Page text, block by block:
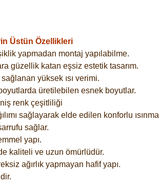
Üstün Özellikleri
yapmadan montaj yapılabilme.
güzellik katan eşsiz estetik tasarım.
yüksek ısı verimi.
üretilebilen esnek boyutlar.
renk çeşitliliği
sağlayarak elde edilen konforlu ısınma
sağlar.
yapı.
kaliteli ve uzun ömürlüdür.
ağırlık yapmayan hafif yapı.